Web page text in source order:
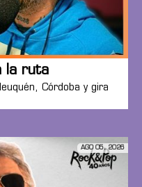
la ruta
Córdoba y gira
AGO 05, 2026